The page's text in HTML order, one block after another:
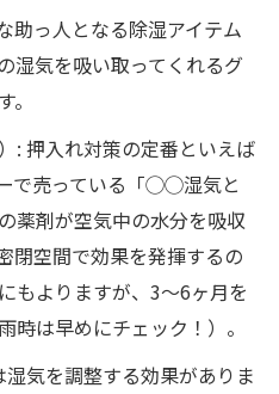
助っ人となる除湿アイテム
湿気を吸い取ってくれるグ
）: 押入れ対策の定番といえば
で売っている「◯◯湿気と
薬剤が空気中の水分を吸収
閉空間で効果を発揮するの
もよりますが、3〜6ヶ月を
時は早めにチェック！）。
湿気を調整する効果がありま